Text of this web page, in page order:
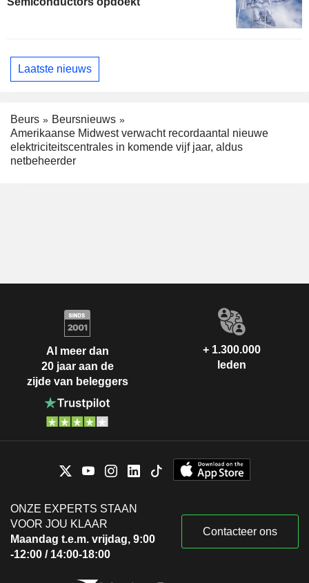
Laatste nieuws
Beurs
Beursnieuws
Amerikaanse Midwest verwacht recordaantal nieuwe
elektriciteitscentrales in komende vijf jaar, aldus
netbeheerder
Al meer dan
20 jaar aan de
zijde van beleggers
+ 1.300.000
leden
ONZE EXPERTS STAAN
VOOR JOU KLAAR
Maandag t.e.m. vrijdag, 9:00
-12:00 / 14:00-18:00
Contacteer ons